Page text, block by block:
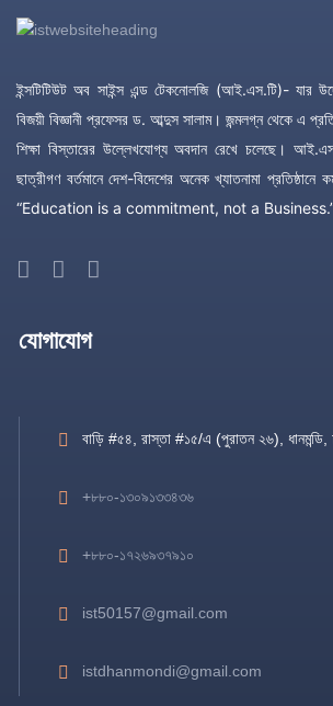
ইন্সটিটিউট অব সাইন্স এন্ড টেকনোলজি (আই.এস.টি)- যার
বিজয়ী বিজ্ঞানী প্রফেসর ড. আব্দুস সালাম। জন্মলগ্ন থেকে এ
শিক্ষা বিস্তারের উল্লেখযোগ্য অবদান রেখে চলেছে।
ছাত্রীগণ বর্তমানে দেশ-বিদেশের অনেক খ্যাতনামা
“Education is a commitment, not a
যোগাযোগ
বাড়ি #৫৪, রাস্তা #১৫/এ (পুরাতন ২৬), ধানমন্ডি,
+৮৮০-১৩০৯১৩৩৪৩৬
+৮৮০-১৭২৬৯৩৭৯১০
ist50157@gmail.com
istdhanmondi@gmail.com